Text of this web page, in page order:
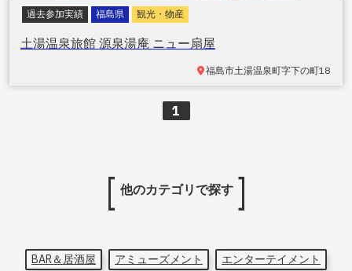
過去参加実績 福島県 観光・物産
土湯温泉旅館 源泉湯庵 ニュー扇屋
福島市土湯温泉町字下の町18
1
他のカテゴリで探す
BAR＆居酒屋 アミューズメント
エンターテイメント